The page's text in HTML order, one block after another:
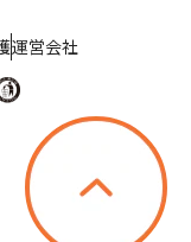
運営会社